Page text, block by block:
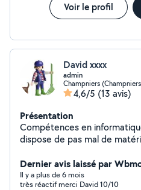
Voir le profil
David xxxx
admin
Champniers
4,6/5 (13 avis)
Présentation
Compétences en
dispose de pas mal de
Dernier avis laissé par
Il y a plus de 6 mois
très réactif merci David 10/10